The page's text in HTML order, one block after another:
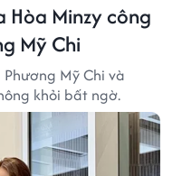
Minzy công
Mỹ Chi
Mỹ Chi và
khỏi bất ngờ.